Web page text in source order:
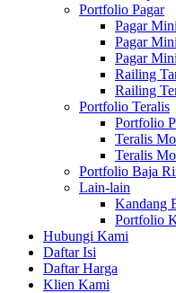
Portfolio Pagar
Pagar
Pagar
Pagar
Railing
Railing
Portfolio Teralis
Portfolio
Teralis
Teralis
Portfolio Baja
Lain-lain
Kandang
Portfolio
Hubungi Kami
Daftar Isi
Daftar Harga
Klien Kami